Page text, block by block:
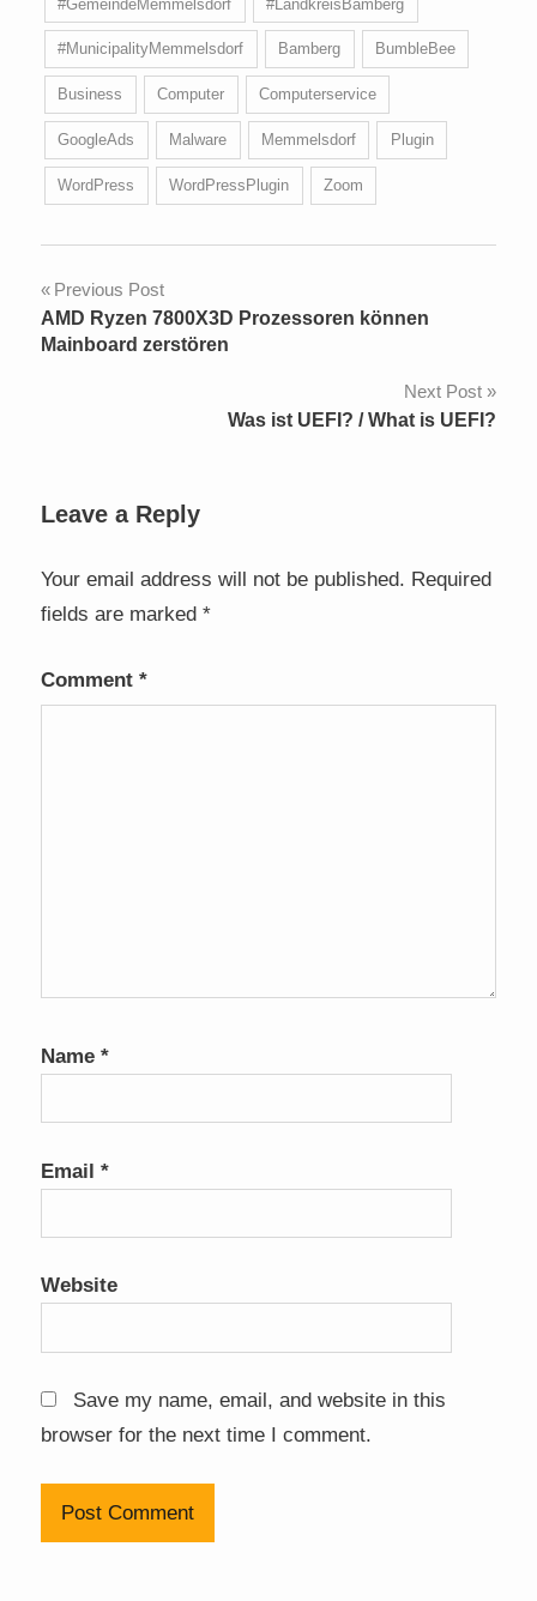
#GemeindeMemmelsdorf #LandkreisBamberg
#MunicipalityMemmelsdorf Bamberg BumbleBee
Business Computer Computerservice
GoogleAds Malware Memmelsdorf Plugin
WordPress WordPressPlugin Zoom
Post
navigation
Previous Post
AMD Ryzen 7800X3D Prozessoren können
Mainboard zerstören
Next Post
Was ist UEFI? / What is UEFI?
Leave a Reply
Your email address will not be published. Required
fields are marked *
Comment *
Name *
Email *
Website
Save my name, email, and website in this
browser for the next time I comment.